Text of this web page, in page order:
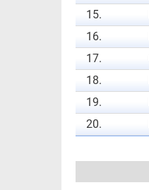
15.
16.
17.
18.
19.
20.